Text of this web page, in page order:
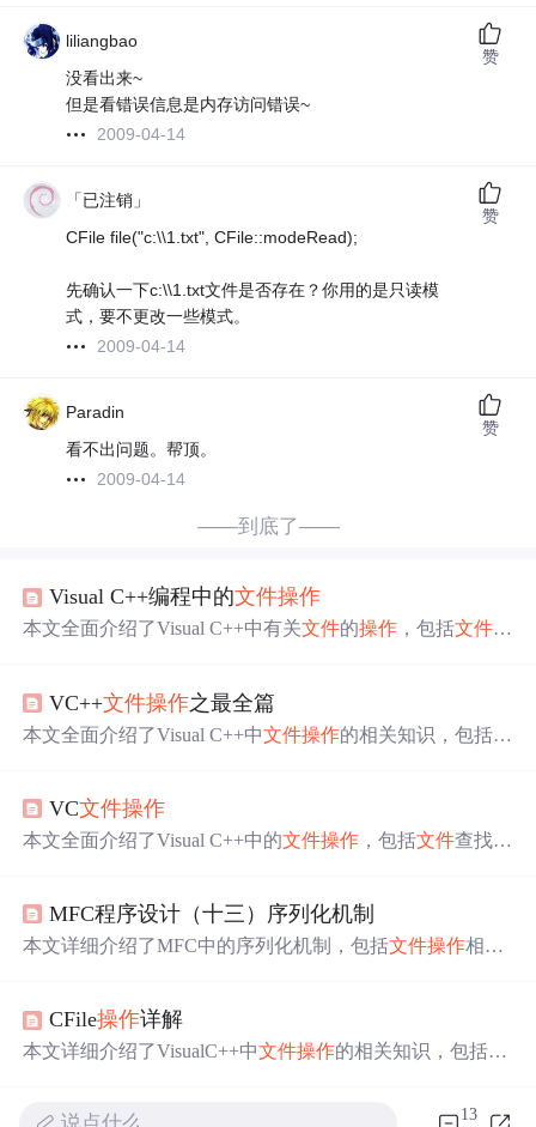
liliangbao
没看出来~
但是看错误信息是内存访问错误~
2009-04-14
赞
「已注销」
CFile file("c:\\1.txt", CFile::modeRead);
先确认一下c:\\1.txt文件是否存在？你用的是只读模
式，要不更改一些模式。
2009-04-14
赞
Paradin
看不出问题。帮顶。
2009-04-14
赞
——到底了——
Visual C++编程中的文件操作
本文全面介绍了Visual C++中有关文件的操作 ，包括文件查
推荐了如CArchive等更便捷的
VC++文件操作之最全篇
本文全面介绍了Visual C++中文件操作的相关知识，包括文
ve 类进行文件读写，提供了丰富的示例代码，旨在帮助开
发者高效解决文件操作问题。
VC文件操作
本文全面介绍了Visual C++中的文件操作 ，包括文件查找、
g实现文件打开/保存对话框， CArchive 进行
MFC程序设计（十三）序列化机制
本文详细介绍了MFC中的序列化机制，包括文件操作相关
文件，提高了数据处理效率。同时，文章通过实例代码展
示了基本类型数据和类对象的序列化与反序列化过程，并
CFile操作详解
本文详细介绍了VisualC++中文件操作的相关知识，包括文
说点什么… 13